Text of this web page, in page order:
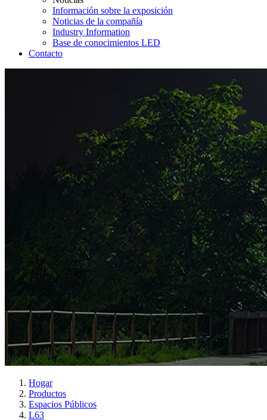
Información sobre la exposición
Noticias de la compañía
Industry Information
Base de conocimientos LED
Contacto
Hogar
Productos
Espacios Públicos
L63